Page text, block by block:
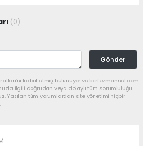
(0)
Gönder
kabul etmiş bulunuyor ve korfezmanset.com
ilgili doğrudan veya dolaylı tüm sorumluluğu
Yazılan tüm yorumlardan site yönetimi hiçbir